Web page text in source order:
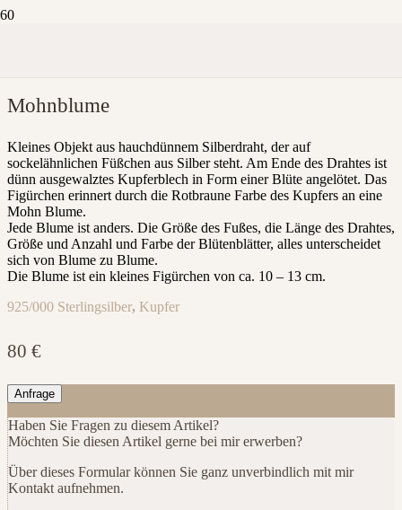
Mohnblume
Kleines Objekt aus hauchdünnem Silberdraht, der auf
sockelähnlichen Füßchen aus Silber steht. Am Ende des Drahtes ist
dünn ausgewalztes Kupferblech in Form einer Blüte angelötet. Das
Figürchen erinnert durch die Rotbraune Farbe des Kupfers an eine
Mohn Blume.
Jede Blume ist anders. Die Größe des Fußes, die Länge des Drahtes,
Größe und Anzahl und Farbe der Blütenblätter, alles unterscheidet
sich von Blume zu Blume.
Die Blume ist ein kleines Figürchen von ca. 10 – 13 cm.
925/000 Sterlingsilber, Kupfer
80 €
Anfrage
Haben Sie Fragen zu diesem Artikel?
Möchten Sie diesen Artikel gerne bei mir erwerben?
Über dieses Formular können Sie ganz unverbindlich mit mir
Kontakt aufnehmen.